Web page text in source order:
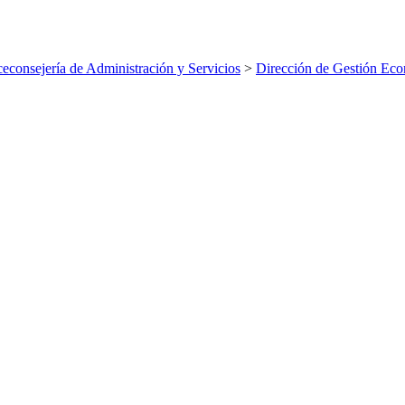
de Administración y Servicios > Dirección de Gestión